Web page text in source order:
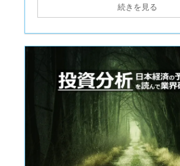
続きを見る